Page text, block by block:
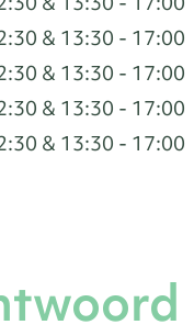
& 13:30 - 17:00
& 13:30 - 17:00
& 13:30 - 17:00
& 13:30 - 17:00